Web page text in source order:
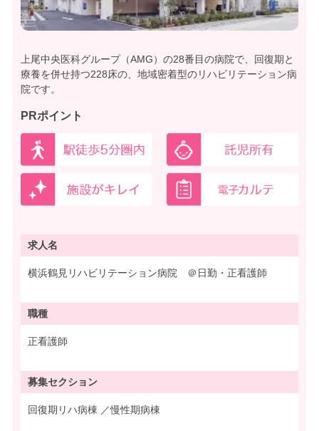
上尾中央医科グループ（AMG）の28番目の病院で、回復期と
療養を併せ持つ228床の、地域密着型のリハビリテーション病
院です。
PRポイント
求人名
横浜鶴見リハビリテーション病院 ＠日勤・正看護師
職種
正看護師
募集セクション
回復期リハ病棟 ／慢性期病棟